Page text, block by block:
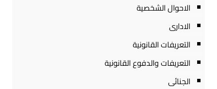
الاحوال الشخصية
الادارى
التعريفات القانونية
التعريفات والدفوع القانونية
الجنائى